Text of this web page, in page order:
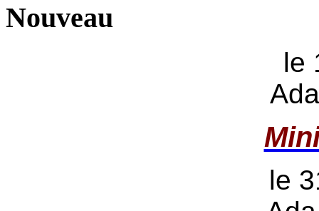
Nouveau
le
le